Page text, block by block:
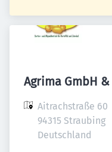
Agrima GmbH &
Aitrachstraße 60
94315 Straubing
Deutschland